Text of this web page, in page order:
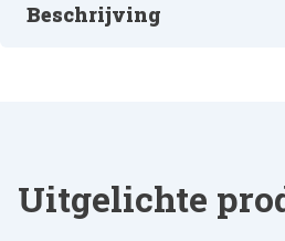
Beschrijving
Uitgelichte